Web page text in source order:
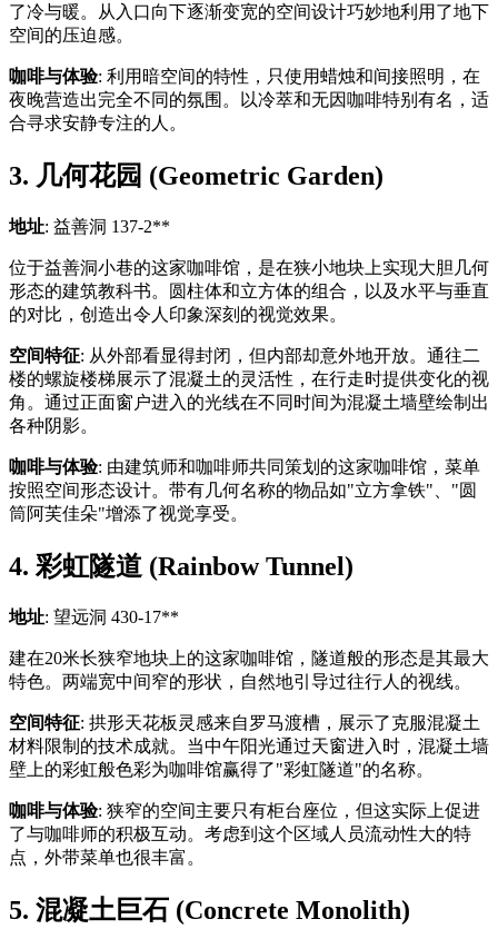
了冷与暖。从入口向下逐渐变宽的空间设计巧妙地利用了地下
空间的压迫感。
咖啡与体验: 利用暗空间的特性，只使用蜡烛和间接照明，在
夜晚营造出完全不同的氛围。以冷萃和无因咖啡特别有名，适
合寻求安静专注的人。
3. 几何花园 (Geometric Garden)
地址: 益善洞 137-2**
位于益善洞小巷的这家咖啡馆，是在狭小地块上实现大胆几何
形态的建筑教科书。圆柱体和立方体的组合，以及水平与垂直
的对比，创造出令人印象深刻的视觉效果。
空间特征: 从外部看显得封闭，但内部却意外地开放。通往二
楼的螺旋楼梯展示了混凝土的灵活性，在行走时提供变化的视
角。通过正面窗户进入的光线在不同时间为混凝土墙壁绘制出
各种阴影。
咖啡与体验: 由建筑师和咖啡师共同策划的这家咖啡馆，菜单
按照空间形态设计。带有几何名称的物品如"立方拿铁"、"圆
筒阿芙佳朵"增添了视觉享受。
4. 彩虹隧道 (Rainbow Tunnel)
地址: 望远洞 430-17**
建在20米长狭窄地块上的这家咖啡馆，隧道般的形态是其最大
特色。两端宽中间窄的形状，自然地引导过往行人的视线。
空间特征: 拱形天花板灵感来自罗马渡槽，展示了克服混凝土
材料限制的技术成就。当中午阳光通过天窗进入时，混凝土墙
壁上的彩虹般色彩为咖啡馆赢得了"彩虹隧道"的名称。
咖啡与体验: 狭窄的空间主要只有柜台座位，但这实际上促进
了与咖啡师的积极互动。考虑到这个区域人员流动性大的特
点，外带菜单也很丰富。
5. 混凝土巨石 (Concrete Monolith)